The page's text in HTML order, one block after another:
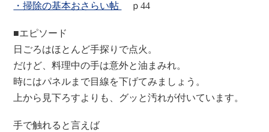
・掃除の基本おさらい帖
ｐ44
■エピソード
日ごろはほとんど手探りで点火。
だけど、料理中の手は意外と油まみれ。
時にはパネルまで目線を下げてみましょう。
上から見下ろすよりも、グッと汚れが付いています。
手で触れると言えば